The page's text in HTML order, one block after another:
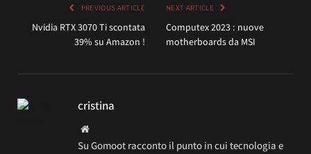
PREVIOUS ARTICLE
Nvidia RTX 3070 Ti scontata
39% su Amazon !
NEXT ARTICLE
Computex 2023 : nuove
motherboards da MSI
cristina
Website
Su Gomoot racconto il punto in cui tecnologia e